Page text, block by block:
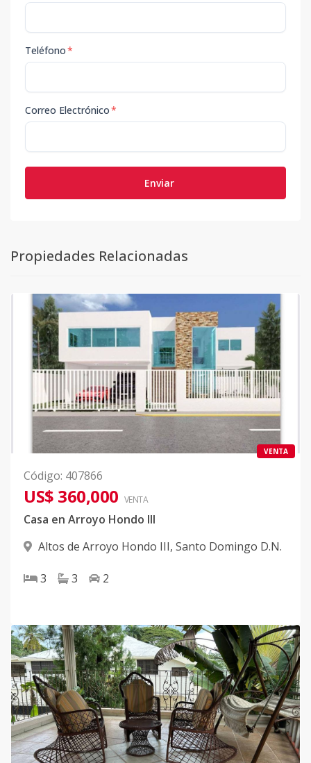
Teléfono*
Correo Electrónico*
Enviar
Propiedades Relacionadas
VENTA
Código: 407866
US$ 360,000 VENTA
Casa en Arroyo Hondo III
Altos de Arroyo Hondo III, Santo Domingo D.N.
3 3 2